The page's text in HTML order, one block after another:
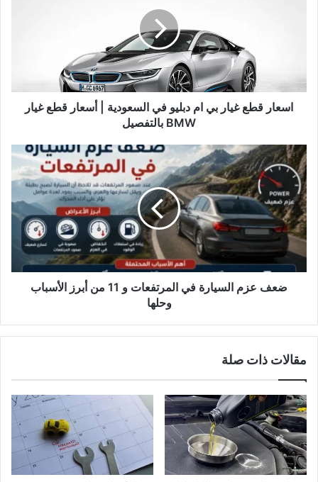
|
أسعار
BMW
بالتفصيل
اسعار قطع غيار بي ام دبليو في السعودية | أسعار قطع غيار
BMW بالتفصيل
ضعف
عزم
السيارة
في
المرتفعات
و
11
من
أبرز
الأسباب
ضعف عزم السيارة في المرتفعات و 11 من أبرز الأسباب
وحلها
مقالات ذات صلة